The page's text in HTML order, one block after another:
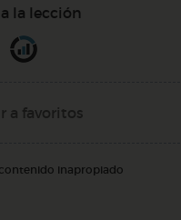
la lección
a favoritos
inapropiado